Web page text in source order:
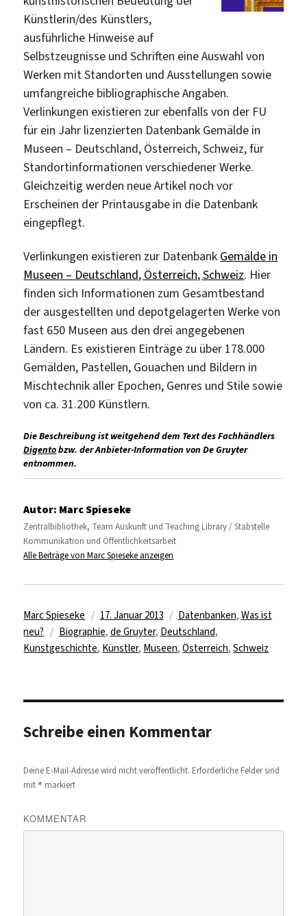
Künstlerin/des Künstlers,
ausführliche Hinweise auf
Selbstzeugnisse und Schriften eine Auswahl von
Werken mit Standorten und Ausstellungen sowie
umfangreiche bibliographische Angaben.
Verlinkungen existieren zur ebenfalls von der FU
für ein Jahr lizenzierten Datenbank Gemälde in
Museen – Deutschland, Österreich, Schweiz, für
Standortinformationen verschiedener Werke.
Gleichzeitig werden neue Artikel noch vor
Erscheinen der Printausgabe in die Datenbank
eingepflegt.
Verlinkungen existieren zur Datenbank Gemälde in
Museen – Deutschland, Österreich, Schweiz. Hier
finden sich Informationen zum Gesamtbestand
der ausgestellten und depotgelagerten Werke von
fast 650 Museen aus den drei angegebenen
Ländern. Es existieren Einträge zu über 178.000
Gemälden, Pastellen, Gouachen und Bildern in
Mischtechnik aller Epochen, Genres und Stile sowie
von ca. 31.200 Künstlern.
Die Beschreibung ist weitgehend dem Text des Fachhändlers
Digentobzw. der Anbieter-Information von De Gruyter
entnommen.
Autor: Marc Spieseke
Zentralbibliothek, Team Auskunft und Teaching Library / Stabstelle
Kommunikation und Öffentlichkeitsarbeit
Alle Beiträge von Marc Spieseke anzeigen
Autor
Marc Spieseke
Veröffentlicht
am
17. Januar 2013 Kategorien
Datenbanken, Was ist
neu?
Schlagwörter
Biographie, de Gruyter, Deutschland,
Kunstgeschichte, Künstler, Museen,Österreich,Schweiz
Schreibe einen Kommentar
Deine E-Mail-Adresse wird nicht veröffentlicht. Erforderliche Felder sind
mit * markiert
KOMMENTAR